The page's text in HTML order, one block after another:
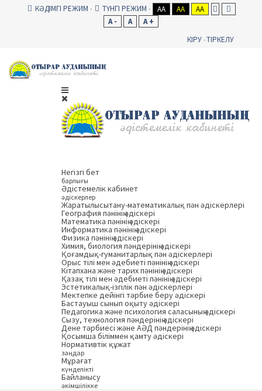
КӘДІМГІ РЕЖИМ ТҮНГІ РЕЖИМ AA AA
AA
A -
A
A +
КІРУ ТІРКЕЛУ
Негізгі бет
барлығы
Әдістемелік кабинет
әдіскерлер
Жаратылысытану-математикалық пән әдіскерлері
География пәнінің әдіскері
Математика пәнінің әдіскері
Информатика пәнінің әдіскері
Физика пәнінің әдіскері
Химия, биология пәндерінің әдіскері
Қоғамдық-гуманитарлық пән әдіскерлері
Орыс тілі мен әдебиеті пәнінің әдіскері
Кітапхана және тарих пәнінің әдіскері
Қазақ тілі мен әдебиеті пәнінің әдіскері
Эстетикалық-ізгілік пән әдіскерлері
Мектепке дейінгі тәрбие беру әдіскері
Бастауыш сынып оқыту әдіскері
Педагогика және психология саласының әдіскері
Сызу, технология пәндерінің әдіскері
Дене тәрбиесі және АӘД пәндерінің әдіскері
Қосымша біліммен қамту әдіскері
Нормативтік құжат
заңдар
Мұрағат
күнделікті
Байланысу
әкімшілікке